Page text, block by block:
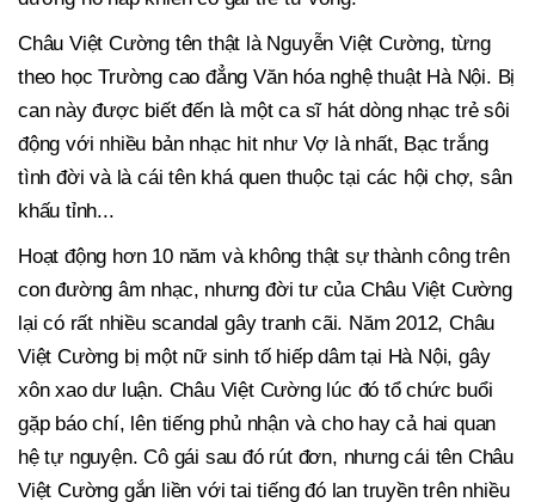
Châu Việt Cường tên thật là Nguyễn Việt Cường, từng
theo học Trường cao đẳng Văn hóa nghệ thuật Hà Nội. Bị
can này được biết đến là một ca sĩ hát dòng nhạc trẻ sôi
động với nhiều bản nhạc hit như Vợ là nhất, Bạc trắng
tình đời và là cái tên khá quen thuộc tại các hội chợ, sân
khấu tỉnh...
Hoạt động hơn 10 năm và không thật sự thành công trên
con đường âm nhạc, nhưng đời tư của Châu Việt Cường
lại có rất nhiều scandal gây tranh cãi. Năm 2012, Châu
Việt Cường bị một nữ sinh tố hiếp dâm tại Hà Nội, gây
xôn xao dư luận. Châu Việt Cường lúc đó tổ chức buổi
gặp báo chí, lên tiếng phủ nhận và cho hay cả hai quan
hệ tự nguyện. Cô gái sau đó rút đơn, nhưng cái tên Châu
Việt Cường gắn liền với tai tiếng đó lan truyền trên nhiều